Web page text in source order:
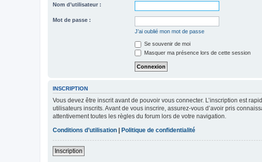
Nom d’utilisateur :
Mot de passe :
J’ai oublié mon mot de passe
Se souvenir de moi
Masquer ma présence lors de cette session
INSCRIPTION
Vous devez être inscrit avant de pouvoir vous connecter. L’inscription est
utilisateurs inscrits. Avant de vous inscrire, assurez-vous d’avoir pris
attentivement toutes les règles du forum lors de votre navigation.
Conditions d’utilisation | Politique de confidentialité
Inscription